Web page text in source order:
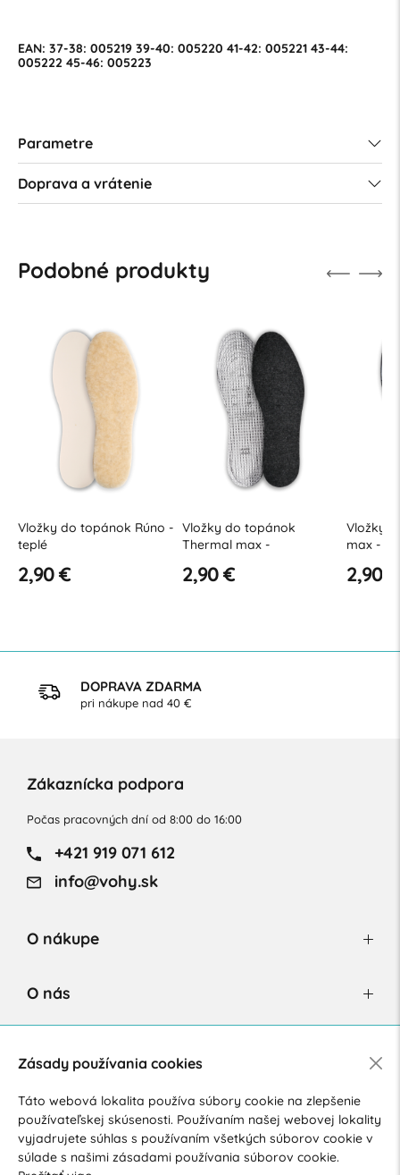
EAN: 37-38: 005219 39-40: 005220 41-42: 005221 43-44:
005222 45-46: 005223
Parametre
Doprava a vrátenie
Podobné produkty
Vložky do topánok Rúno -
teplé
2,90 €
Vložky do topánok
Thermal max -
2,90 €
Vložky
max -
2,90 €
DOPRAVA ZDARMA
pri nákupe nad 40 €
Zákaznícka podpora
Počas pracovných dní od 8:00 do 16:00
+421 919 071 612
info@vohy.sk
O nákupe
O nás
Súhlasím so spracovaním osobných údajov pre marketingové
účely.Zásady ochrany osobných údajov.
Zásady používania cookies
Táto webová lokalita používa súbory cookie na zlepšenie
používateľskej skúsenosti. Používaním našej webovej lokality
vyjadrujete súhlas s používaním všetkých súborov cookie v
súlade s našimi zásadami používania súborov cookie.